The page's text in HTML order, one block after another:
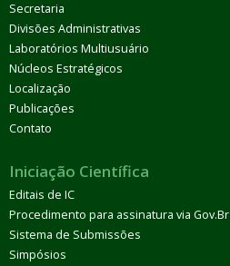
Secretaria
Divisões Administrativas
Laboratórios Multiusuário
Núcleos Estratégicos
Localização
Publicações
Contato
Iniciação Científica
Editais de IC
Procedimento para assinatura via Gov.Br
Sistema de Submissões
Simpósios